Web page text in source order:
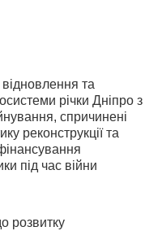
та
річки Дніпро з
спричинені
реконструкції та
під час війни
розвитку